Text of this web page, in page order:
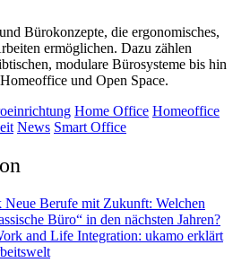
Bürokonzepte, die ergonomisches,
ermöglichen. Dazu zählen
modulare Bürosysteme bis hin
und Open Space.
Home Office Homeoffice
News Smart Office
Neue Berufe mit Zukunft: Welchen
Büro“ in den nächsten Jahren?
and Life Integration: ukamo erklärt